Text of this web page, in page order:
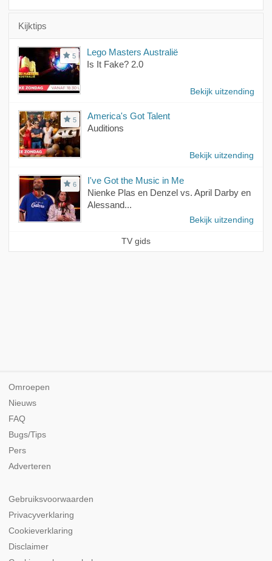
Kijktips
5
Lego Masters Australië
Is It Fake? 2.0
Bekijk uitzending
5
America's Got Talent
Auditions
Bekijk uitzending
6
I've Got the Music in Me
Nienke Plas en Denzel vs. April Darby en
Alessand...
Bekijk uitzending
TV gids
Omroepen
Nieuws
FAQ
Bugs/Tips
Pers
Adverteren
Gebruiksvoorwaarden
Privacyverklaring
Cookieverklaring
Disclaimer